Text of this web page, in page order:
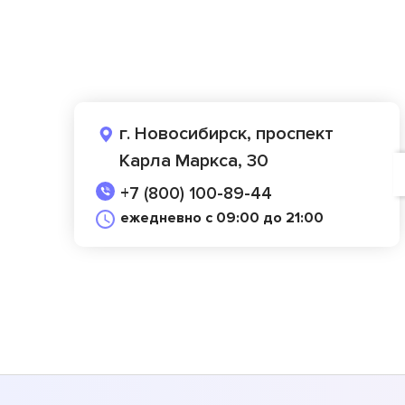
г. Новосибирск, проспект
Карла Маркса, 30
+7 (800) 100-89-44
ежедневно с 09:00 до 21:00